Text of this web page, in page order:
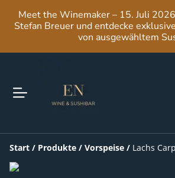
Meet the Winemaker – 15. Juli
Stefan Breuer und entdecke
von ausgewähltem
Start / Produkte / Vorspeise / Lachs